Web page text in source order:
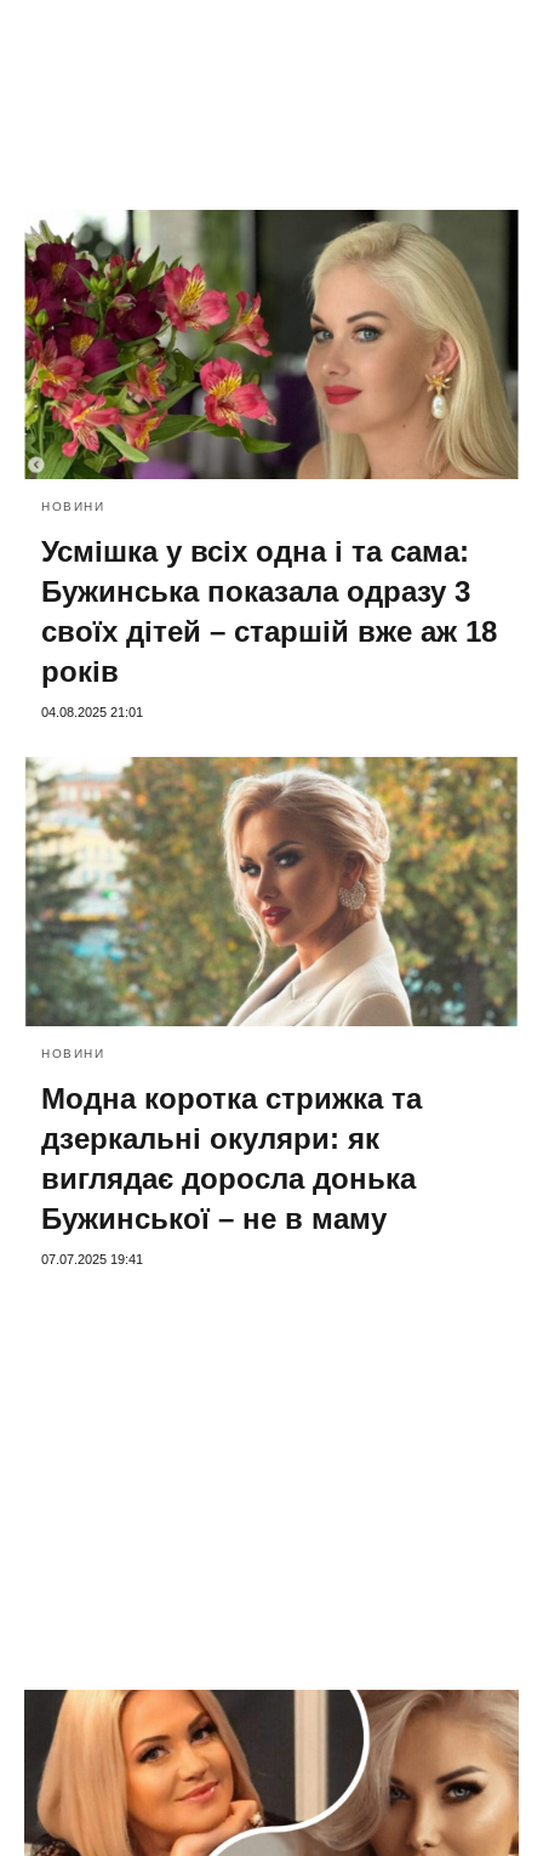
НОВИНИ
Усмішка у всіх одна і та сама:
Бужинська показала одразу 3
своїх дітей – старшій вже аж 18
років
04.08.2025 21:01
НОВИНИ
Модна коротка стрижка та
дзеркальні окуляри: як
виглядає доросла донька
Бужинської – не в маму
07.07.2025 19:41